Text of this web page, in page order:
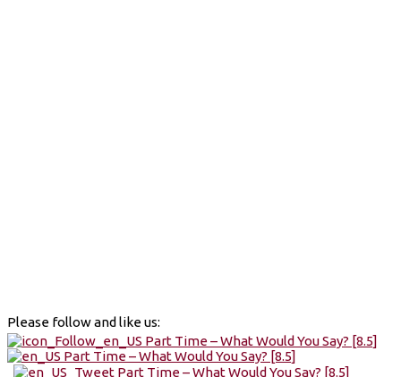
Please follow and like us: